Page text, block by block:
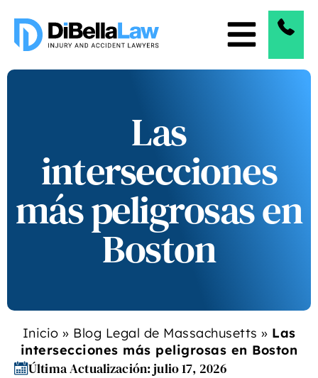
Las
intersecciones
más peligrosas en
Boston
Inicio » Blog Legal de Massachusetts » Las
intersecciones más peligrosas en Boston
Última Actualización: julio 17, 2026